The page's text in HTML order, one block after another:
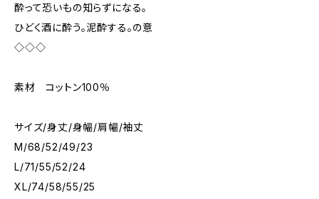
酔って恐いもの知らずになる。
ひどく酒に酔う。泥酔する。の意
◇◇◇
素材 コットン100％
サイズ/身丈/身幅/肩幅/袖丈
M/68/52/49/23
L/71/55/52/24
XL/74/58/55/25